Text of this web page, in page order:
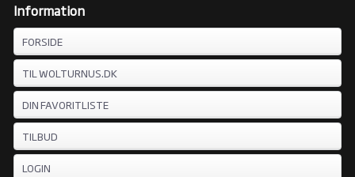
Information
FORSIDE
TIL WOLTURNUS.DK
DIN FAVORITLISTE
TILBUD
LOGIN